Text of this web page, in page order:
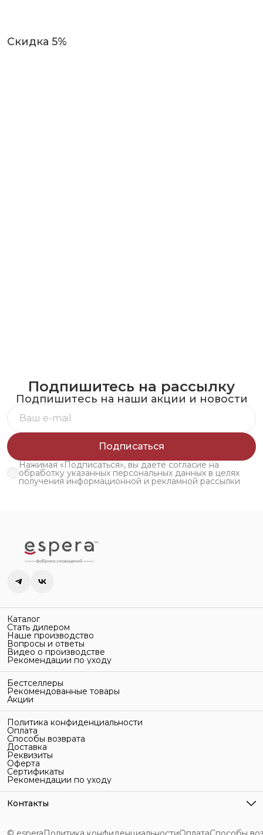
Скидка 5%
Подпишитесь на рассылку
Подпишитесь на наши акции и новости
Подписаться
Нажимая «Подписаться», вы даете согласие на
обработку указанных персональных данных в целях
получения информационной и рекламной рассылки
Каталог
Стать дилером
Наше производство
Вопросы и ответы
Видео о производстве
Рекомендации по уходу
Бестселлеры
Рекомендованные товары
Акции
Политика конфиденциальности
Оплата
Способы возврата
Доставка
Реквизиты
Оферта
Сертификаты
Рекомендации по уходу
Контакты